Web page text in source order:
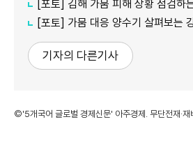
[포토] 김해 가뭄 피해 상황 점검하
[포토] 가뭄 대응 양수기 살펴보는 강
기자의 다른기사
©'5개국어 글로벌 경제신문' 아주경제. 무단전재·재